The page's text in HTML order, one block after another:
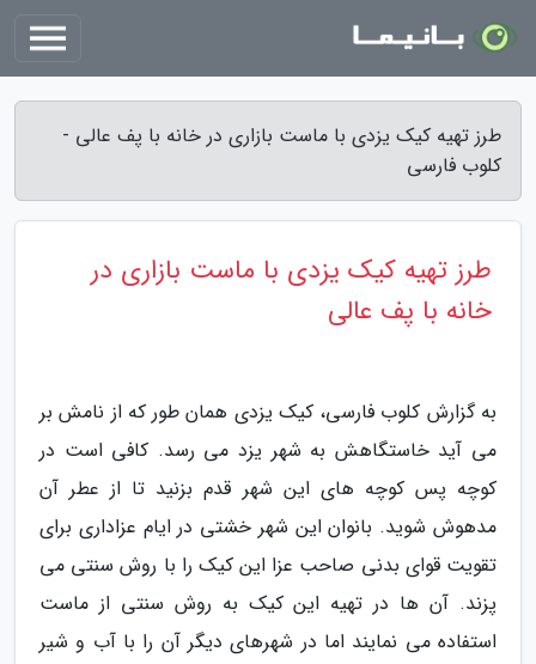
طرز تهیه کیک یزدی با ماست بازاری در خانه با پف عالی -
کلوب فارسی
طرز تهیه کیک یزدی با ماست بازاری در
خانه با پف عالی
به گزارش کلوب فارسی، کیک یزدی همان طور که از نامش بر
می آید خاستگاهش به شهر یزد می رسد. کافی است در
کوچه پس کوچه های این شهر قدم بزنید تا از عطر آن
مدهوش شوید. بانوان این شهر خشتی در ایام عزاداری برای
تقویت قوای بدنی صاحب عزا این کیک را با روش سنتی می
پزند. آن ها در تهیه این کیک به روش سنتی از ماست
استفاده می نمایند اما در شهرهای دیگر آن را با آب و شیر